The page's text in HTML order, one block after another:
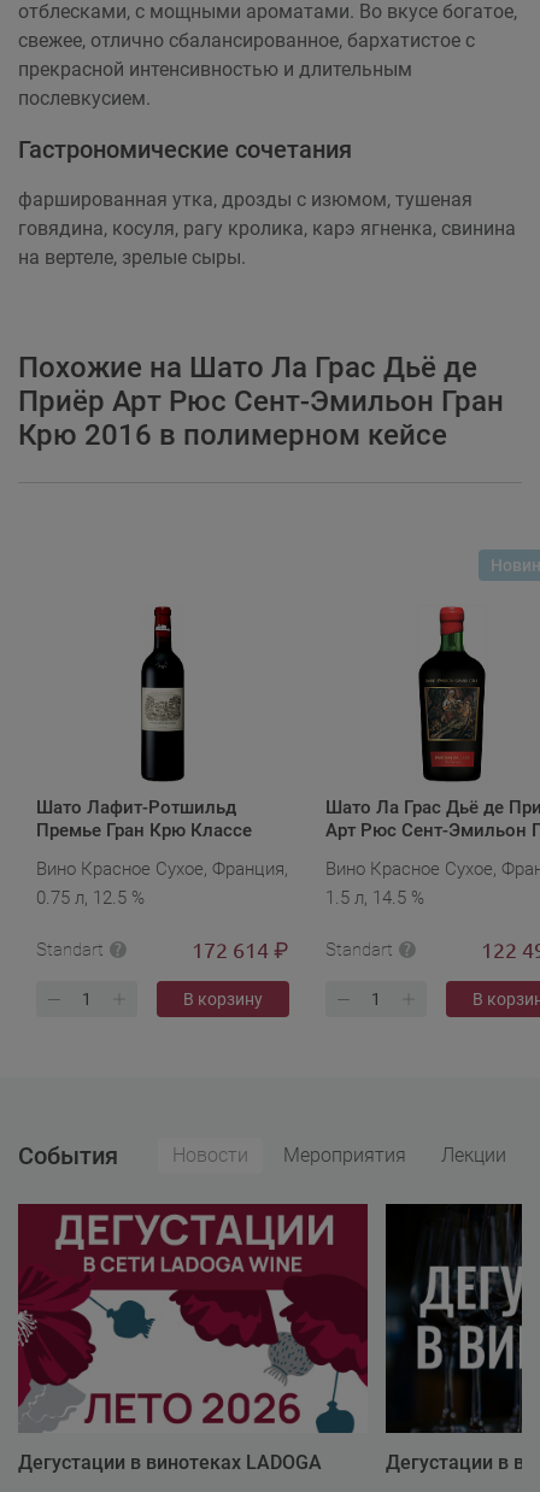
отблесками, с мощными ароматами. Во вкусе богатое,
свежее, отлично сбалансированное, бархатистое с
прекрасной интенсивностью и длительным
послевкусием.
Гастрономические сочетания
фаршированная утка, дрозды с изюмом, тушеная
говядина, косуля, рагу кролика, карэ ягненка, свинина
на вертеле, зрелые сыры.
Похожие на Шато Ла Грас Дьё де
Приёр Арт Рюс Сент-Эмильон Гран
Крю 2016 в полимерном кейсе
Шато Лафит-Ротшильд
Премье Гран Крю Классе
Вино Красное Сухое, Франция,
0.75 л, 12.5 %
Standart 172 614₽
В корзину
Шато Ла Грас Дьё де
Арт Рюс Сент-Эмильон
кейсе
Вино Красное Сухое,
1.5 л, 14.5 %
Standart 122
В
События Новости Мероприятия Лекции
Дегустации в винотеках LADOGA
Дегустации в